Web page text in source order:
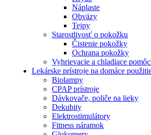
Náplaste
Obväzy
Tejpy
Starostlivosť o pokožku
Čistenie pokožky
Ochrana pokožky
Vyhrievacie a chladiace
Lekárske prístroje na domáce
Biolampy
CPAP prístroje
Dávkovače, poliče na lieky
Dekubity
Elektrostimulátory
Fitness náramok